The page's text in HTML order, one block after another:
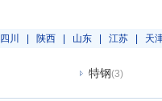
四川 陕西 山东 江苏 天
特钢(3)